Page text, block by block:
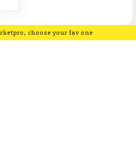
choose your fav one